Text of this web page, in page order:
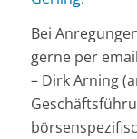
Bei
gerne per
– Dirk Arning